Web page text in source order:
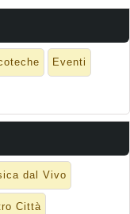
Eventi
dal Vivo
Città